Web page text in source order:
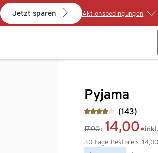
Jetzt sparen Aktionsbedingungen
Pyjama
(143)
17,00 € 14,00 €
30-Tage-Bestpreis: 14,00